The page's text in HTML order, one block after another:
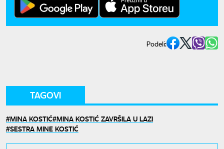
Podeli:
TAGOVI
MINA KOSTIĆ MINA KOSTIĆ ZAVRŠILA U LAZI
SESTRA MINE KOSTIĆ